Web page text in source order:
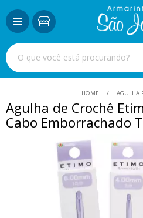
HOME AGULHA
Agulha de Crochê
Cabo Emborrachado